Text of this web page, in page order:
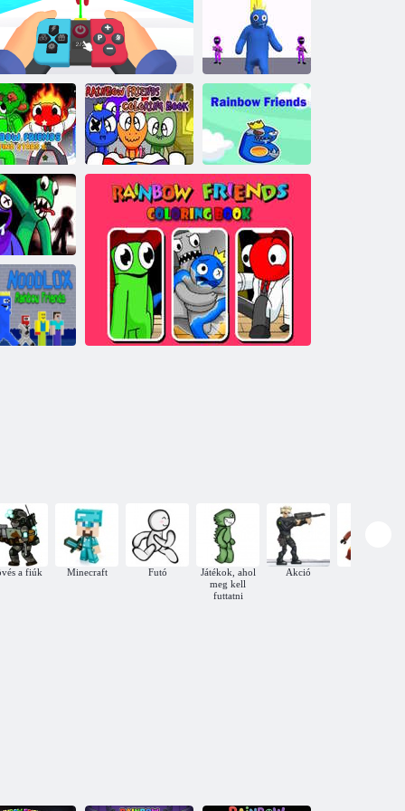
Szivárványos barátok túlélők
Fnf vs
szivárvány
barátok
Barátok
szivárványos
túlélési verseny
A
csillagokat
találnak
Rainbow
Friends
kifestőkönyv
Szivárvány
Barátok
túlélése
a fiúk Minecraft Futó
Játékok, ahol
meg kell
futtatni
Akció